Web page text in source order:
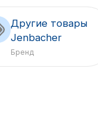
Другие товары
Jenbacher
Бренд